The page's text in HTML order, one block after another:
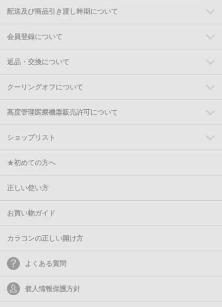
配送及び商品引き渡し時期について
会員登録について
返品・交換について
クーリングオフについて
高度管理医療機器販売許可について
ショップリスト
★初めての方へ
正しい使い方
お買い物ガイド
カラコンの正しい開け方
よくある質問
個人情報保護方針